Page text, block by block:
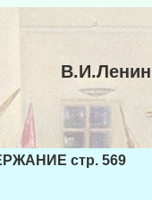
стр. 569